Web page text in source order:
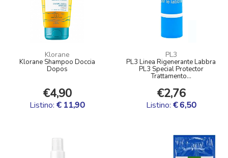
Klorane
Klorane Shampoo Doccia
Dopos
€4,90
Listino: € 11,90
PL3
PL3 Linea Rigenerante Labbra
PL3 Special Protector
Trattamento...
€2,76
Listino: € 6,50